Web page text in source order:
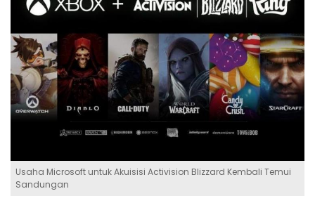
Usaha Microsoft untuk Akuisisi Activision Blizzard Kembali Temui
Sandungan